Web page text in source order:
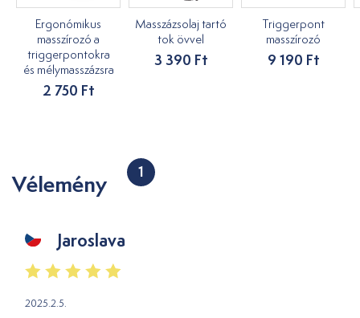
Ergonómikus
masszírozó a
triggerpontokra
és mélymasszázsra
2 750 Ft
Masszázsolaj tartó
tok övvel
3 390 Ft
Triggerpont
masszírozó
9 190 Ft
Vélemény 1
Jaroslava
2025.2.5.